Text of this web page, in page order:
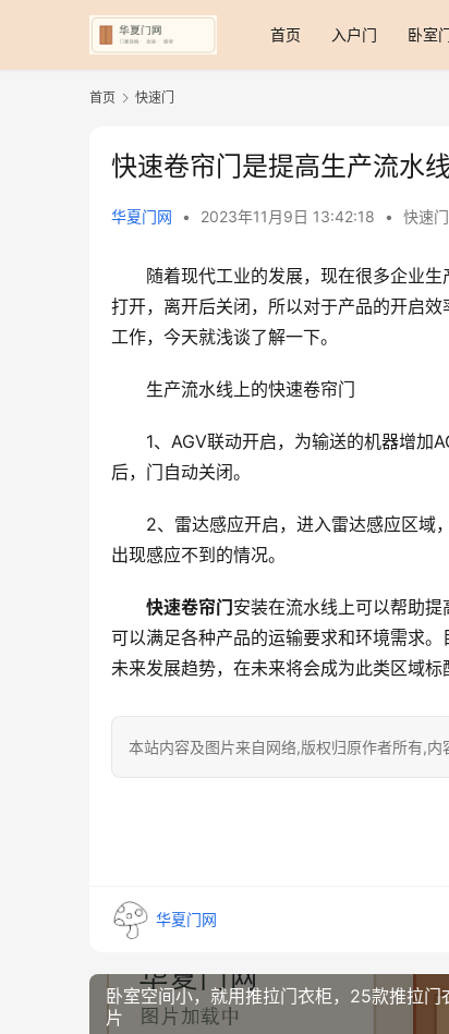
首页 入户门 卧室
首页 快速门
快速卷帘门是提高生产流水
华夏门网 • 2023年11月9日 13:42:18 • 快速门
随着现代工业的发展，现在很多企业
打开，离开后关闭，所以对于产品的开启效
工作，今天就浅谈了解一下。
生产流水线上的快速卷帘门
1、AGV联动开启，为输送的机器增加
后，门自动关闭。
2、雷达感应开启，进入雷达感应区域
出现感应不到的情况。
快速卷帘门 安装在流水线上可以帮助提
可以满足各种产品的运输要求和环境需求
未来发展趋势，在未来将会成为此类区域标
本站内容及图片来自网络,版权归原作者所有,
华夏门网
卧室空间小，就用推拉门衣柜，25款推拉门
片